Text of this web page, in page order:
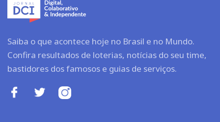
Saiba o que acontece hoje no Brasil e no Mundo.
Confira resultados de loterias, notícias do seu time,
bastidores dos famosos e guias de serviços.